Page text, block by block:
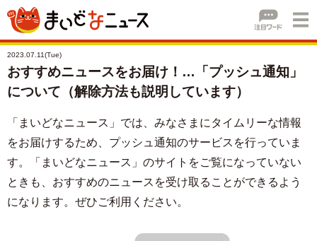
2023.07.11(Tue)
おすすめニュースをお届け！…「プッシュ通知」
について（解除方法も説明しています）
「まいどなニュース」では、みなさまにタイムリーな情報
をお届けするため、プッシュ通知のサービスを行っていま
す。「まいどなニュース」のサイトをご覧になっていない
ときも、おすすめのニュースを受け取ることができるよう
になります。ぜひご利用ください。